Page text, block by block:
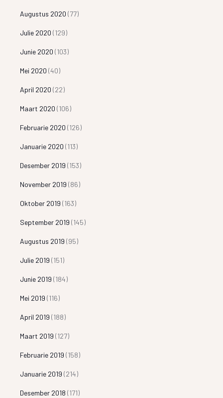
Augustus 2020 (77)
Julie 2020 (129)
Junie 2020 (103)
Mei 2020 (40)
April 2020 (22)
Maart 2020 (106)
Februarie 2020 (126)
Januarie 2020 (113)
Desember 2019 (153)
November 2019 (86)
Oktober 2019 (163)
September 2019 (145)
Augustus 2019 (95)
Julie 2019 (151)
Junie 2019 (184)
Mei 2019 (116)
April 2019 (188)
Maart 2019 (127)
Februarie 2019 (158)
Januarie 2019 (214)
Desember 2018 (171)